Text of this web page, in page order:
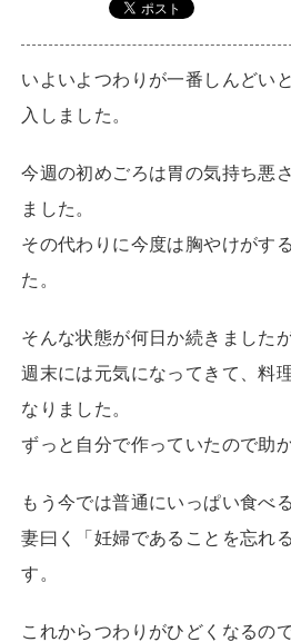
いよいよつわりが一番しんどい
入しました。
今週の初めごろは胃の気持ち悪
ました。
その代わりに今度は胸やけがす
た。
そんな状態が何日か続きましたが
週末には元気になってきて、料
なりました。
ずっと自分で作っていたので助
もう今では普通にいっぱい食べる
妻曰く「妊婦であることを忘れ
す。
これからつわりがひどくなるの